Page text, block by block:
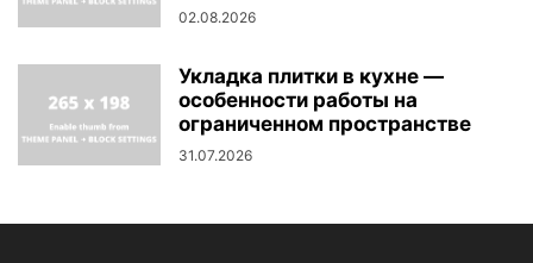
02.08.2026
Укладка плитки в кухне —
особенности работы на
ограниченном пространстве
31.07.2026